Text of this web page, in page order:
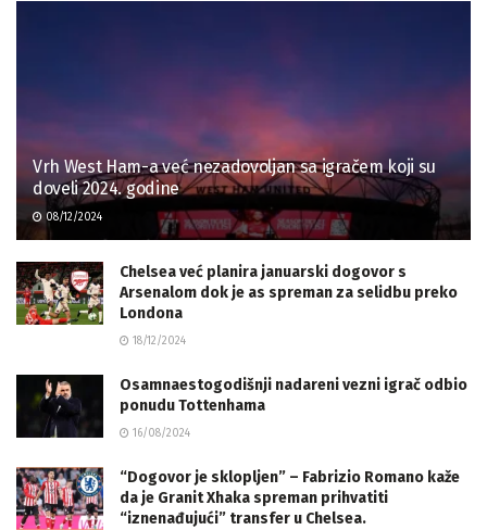
Vrh West Ham-a već nezadovoljan sa igračem koji su
doveli 2024. godine
08/12/2024
Chelsea već planira januarski dogovor s
Arsenalom dok je as spreman za selidbu preko
Londona
18/12/2024
Osamnaestogodišnji nadareni vezni igrač odbio
ponudu Tottenhama
16/08/2024
“Dogovor je sklopljen” – Fabrizio Romano kaže
da je Granit Xhaka spreman prihvatiti
“iznenađujući” transfer u Chelsea.